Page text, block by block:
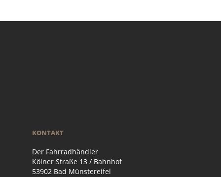
KONTAKT
Der Fahrradhändler
Kölner Straße 13 / Bahnhof
53902 Bad Münstereifel